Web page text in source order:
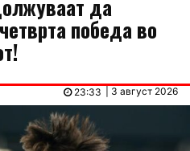
да
победа во
| 3 август 2026
23:33